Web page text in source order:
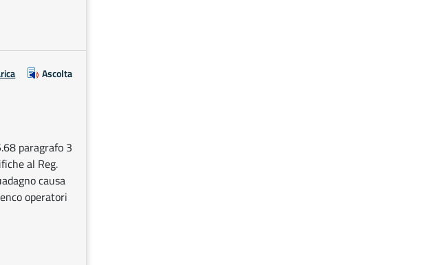
Ascolta
paragrafo 3
al Reg.
causa
operatori